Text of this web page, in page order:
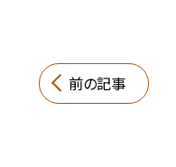
前の記事